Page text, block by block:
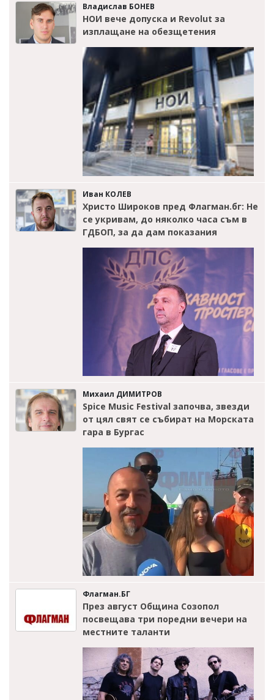
Владислав БОНЕВ
НОИ вече допуска и Revolut за
изплащане на обезщетения
Иван КОЛЕВ
Христо Широков пред Флагман.бг: Не
се укривам, до няколко часа съм в
ГДБОП, за да дам показания
Михаил ДИМИТРОВ
Spice Music Festival започва, звезди
от цял свят се събират на Морската
гара в Бургас
Флагман.БГ
През август Община Созопол
посвещава три поредни вечери на
местните таланти